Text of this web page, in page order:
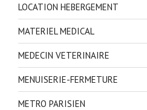
LOCATION HEBERGEMENT
MATERIEL MEDICAL
MEDECIN VETERINAIRE
MENUISERIE-FERMETURE
METRO PARISIEN